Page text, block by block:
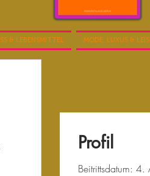
& LEBENSMITTEL MODE, LUXUS &
Profil
Beitrittsdatum: